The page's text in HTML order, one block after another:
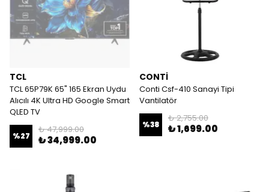
TCL
TCL 65P79K 65" 165 Ekran Uydu
Alıcılı 4K Ultra HD Google Smart
QLED TV
%27
₺ 47,999.00
₺ 34,999.00
CONTİ
Conti Csf-410 Sanayi Tipi
Vantilatör
%38
₺ 2,755.00
₺ 1,699.00